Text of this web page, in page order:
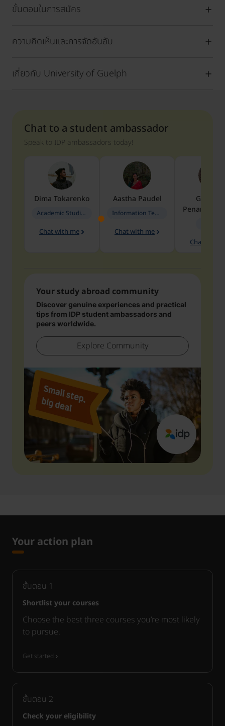
ขั้นตอนในการสมัคร
ความคิดเห็นและการจัดอันอับ
เกี่ยวกับ University of Guelph
Chat to a student ambassador
Speak to IDP ambassadors today!
Dima Tokarenko
Academic Studies in Education
Chat with me
Aastha Paudel
Information Technology
Chat with me
Penarete
Chat with
Your study abroad community
Discover genuine experiences and practical
tips from IDP student ambassadors and
peers worldwide.
Explore Community
Your action plan
ขั้นตอน 1
Shortlist your courses
Choose the best three courses you’re most likely
to pursue.
Get started
ขั้นตอน 2
Check your eligibility